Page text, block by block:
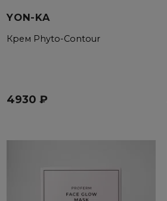
YON-KA
Крем Phyto-Contour
4930 ₽